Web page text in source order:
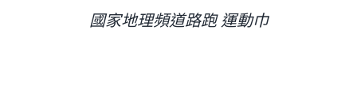
國家地理頻道路跑 運動巾